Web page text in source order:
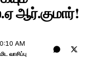
ஆர்.குமார்!
AM
வாசிப்பு